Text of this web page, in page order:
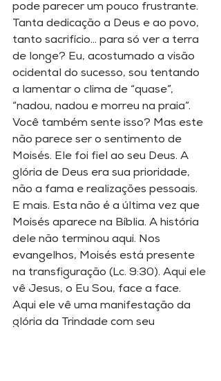
pode parecer um pouco frustrante.
Tanta dedicação a Deus e ao povo,
tanto sacrifício... para só ver a terra
de longe? Eu, acostumado a visão
ocidental do sucesso, sou tentando
a lamentar o clima de “quase”,
“nadou, nadou e morreu na praia”.
Você também sente isso? Mas este
não parece ser o sentimento de
Moisés. Ele foi fiel ao seu Deus. A
glória de Deus era sua prioridade,
não a fama e realizações pessoais.
E mais. Esta não é a última vez que
Moisés aparece na Bíblia. A história
dele não terminou aqui. Nos
evangelhos, Moisés está presente
na transfiguração (Lc. 9:30). Aqui ele
vê Jesus, o Eu Sou, face a face.
Aqui ele vê uma manifestação da
glória da Trindade com seu